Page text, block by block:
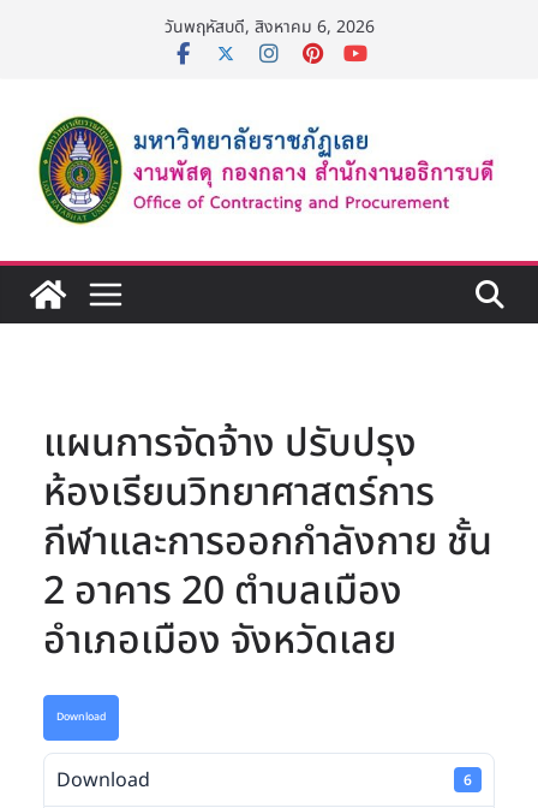
วันพฤหัสบดี, สิงหาคม 6, 2026
แผนการจัดจ้าง ปรับปรุง
ห้องเรียนวิทยาศาสตร์การ
กีฬาและการออกกำลังกาย ชั้น
2 อาคาร 20 ตำบลเมือง
อำเภอเมือง จังหวัดเลย
Download
Download 6